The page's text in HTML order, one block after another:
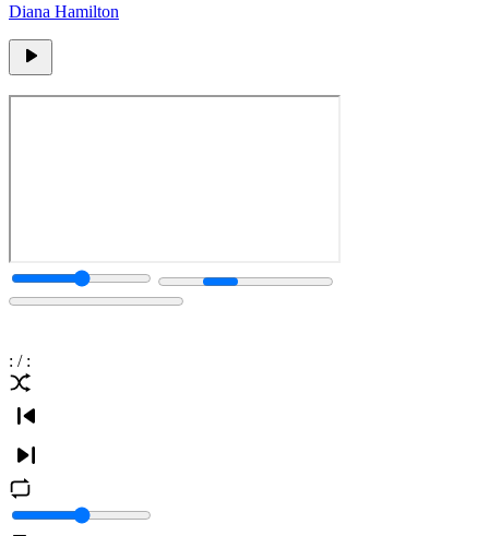
Diana Hamilton
: / :